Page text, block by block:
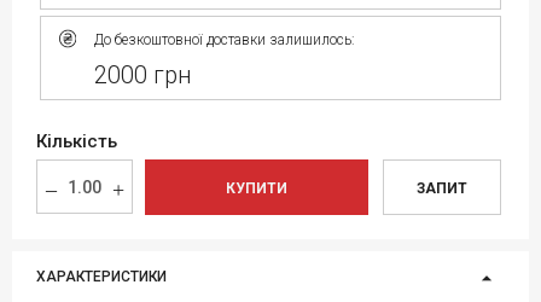
До безкоштовної доставки залишилось:
2000 грн
Кількість
КУПИТИ ЗАПИТ
ХАРАКТЕРИСТИКИ